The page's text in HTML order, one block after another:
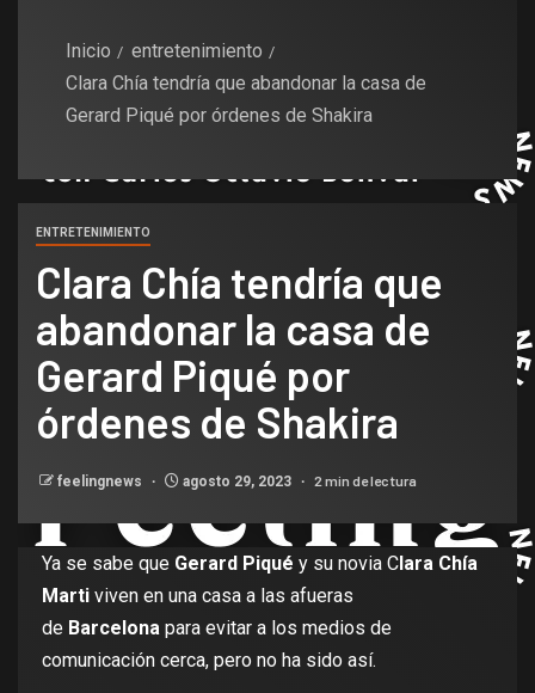
Inicio
entretenimiento
Clara Chía tendría que abandonar la casa de
Gerard Piqué por órdenes de Shakira
ENTRETENIMIENTO
Clara Chía tendría que
abandonar la casa de
Gerard Piqué por
órdenes de Shakira
feelingnews agosto 29, 2023 2 min de lectura
Ya se sabe que Gerard Piqué y su novia Clara Chía
Marti viven en una casa a las afueras
de Barcelona para evitar a los medios de
comunicación cerca, pero no ha sido así.